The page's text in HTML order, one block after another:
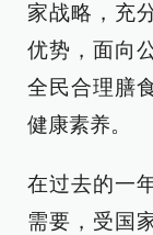
家战略，充
优势，面向
全民合理膳
健康素养。
在过去的一
需要，受国